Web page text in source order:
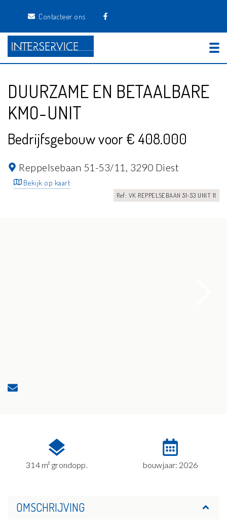
Contacteer ons
DUURZAME EN BETAALBARE
KMO-UNIT
Bedrijfsgebouw voor € 408.000
Reppelsebaan 51-53/11, 3290 Diest
Bekijk op kaart
Ref: VK REPPELSEBAAN 51-53 UNIT 11
314 m² grondopp. bouwjaar: 2026
OMSCHRIJVING